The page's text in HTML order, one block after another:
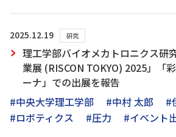
2025.12.19 研究
理工学部バイオメカトロニクス研
業展 (RISCON TOKYO) 2025」「
ーナ」での出展を報告
#中央大学理工学部
#中村 太郎
#
#ロボティクス
#圧力 #イベント